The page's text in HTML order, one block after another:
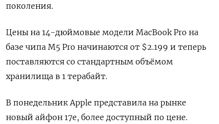
поколения.
Цены на ​14-дюймовые ‌модели MacBook Pro ​на
базе чипа M5 Pro начинаются от $2.199 и теперь
поставляются со стандартным объёмом
хранилища в 1 терабайт.
В ​понедельник Apple ⁠представила на рынке
новый айфон ‌17е, более доступный по ‌цене.